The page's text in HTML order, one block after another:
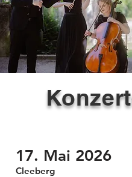
17. Mai 2026
Cleeberg